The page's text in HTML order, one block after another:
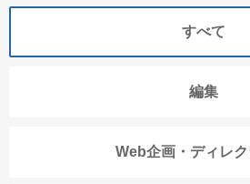
すべて
編集
Web企画・ディレ